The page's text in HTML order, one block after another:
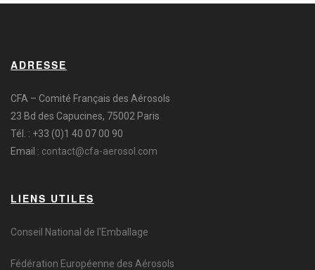
ADRESSE
CFA – Comité Français des Aérosols
23 Bd des Capucines, 75002 Paris
Tél. : +33 (0)1 40 07 00 90
Email : contact@cfa-aerosol.com
LIENS UTILES
Conseil National de l'Emballage
Fédération Européenne des Aérosols